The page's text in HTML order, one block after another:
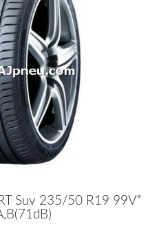
Suv 235/50 R19 99V*